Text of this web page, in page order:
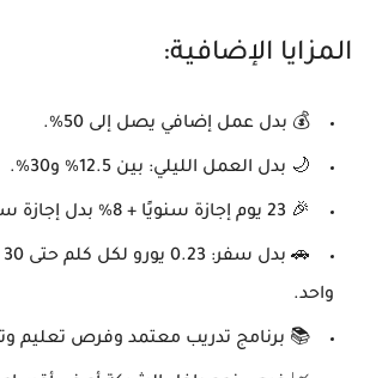
المزايا الإضافية:
💰 بدل عمل إضافي يصل إلى 50%.
🌙 بدل العمل الليلي: بين 12.5% و30%.
🎉 23 يوم إجازة سنويًا + 8% بدل إجازة سنوي.
🚗
واحد.
📚 برنامج تدريب معتمد وفرص تعليم